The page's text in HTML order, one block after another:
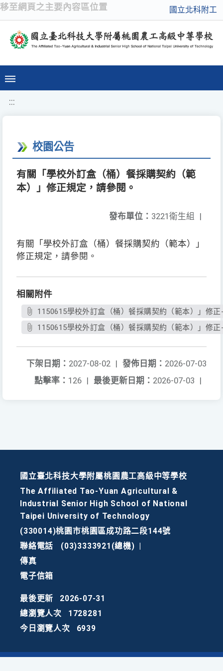
移至網頁之主要內容區位置 國立北科附工
:::
校園公告
有關「學校外訂盒（桶）餐採購契約（範
本）」修正規定，請參閱。
發布單位： 3221衛生組 |
有關「學校外訂盒（桶）餐採購契約（範本）」
修正規定，請參閱。
相關附件
1150615學校外訂盒（桶）餐採購契約（範本）」修
1150615學校外訂盒（桶）餐採購契約（範本）」修
發佈日期： 2026-07-03
下架日期： 2027-08-02 |
最後更新日期： 2026-07-03 |
點擊率： 126 |
國立臺北科技大學附屬桃園農工高級中等學校
The Affiliated Tao-Yuan Agricultural &
Industrial Senior High School of National
Taipei University of Technology
(330014)桃園市桃園區成功路二段144號
聯絡電話
(03)3333921(總機)
傳真
電子信箱
最後更新
2026-07-31
總瀏覽人次
1728281
今日瀏覽人次
6939